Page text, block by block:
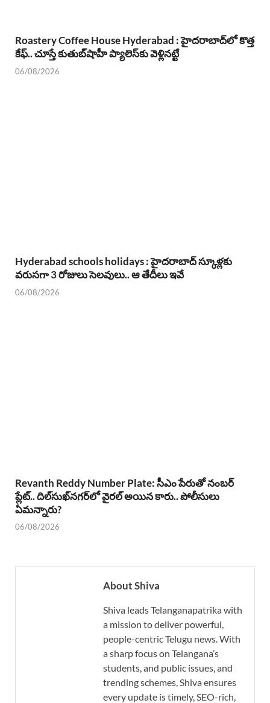
Roastery Coffee House Hyderabad : హైదరాబాద్‌లో కొత్త
కేఫ్.. చూస్తే కుతుబ్‌షాహీ ప్యాలెస్‌కు వెళ్లినట్టే
06/08/2026
Hyderabad schools holidays : హైదరాబాద్ స్కూళ్లకు
వరుసగా 3 రోజులు సెలవులు.. ఆ తేదీలు ఇవే
06/08/2026
Revanth Reddy Number Plate: సీఎం పేరుతో నంబర్
ప్లేట్.. దిల్‌సుఖ్‌నగర్‌లో వైరల్ అయిన కారు.. పోలీసులు
ఏమన్నారు?
06/08/2026
About Shiva
Shiva leads Telanganapatrika with
a mission to deliver powerful,
people-centric Telugu news. With
a sharp focus on Telangana’s
students, and public issues, and
trending schemes, Shiva ensures
every update is timely, SEO-rich,